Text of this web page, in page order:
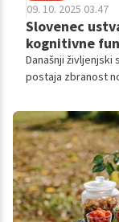
09. 10. 2025 03.47
Slovenec
kognitivne
Današnji
postaja zbranost
poživil in brez
vprašanje prihaja
poznana tudi kot